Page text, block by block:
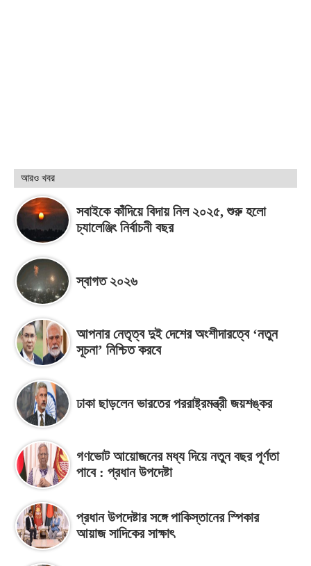
আরও খবর
সবাইকে কাঁদিয়ে বিদায় নিল ২০২৫, শুরু হলো
চ্যালেঞ্জিং নির্বাচনী বছর
স্বাগত ২০২৬
আপনার নেতৃত্ব দুই দেশের অংশীদারত্বে ‘নতুন
সূচনা’ নিশ্চিত করবে
ঢাকা ছাড়লেন ভারতের পররাষ্ট্রমন্ত্রী জয়শঙ্কর
গণভোট আয়োজনের মধ্য দিয়ে নতুন বছর পূর্ণতা
পাবে : প্রধান উপদেষ্টা
প্রধান উপদেষ্টার সঙ্গে পাকিস্তানের স্পিকার
আয়াজ সাদিকের সাক্ষাৎ